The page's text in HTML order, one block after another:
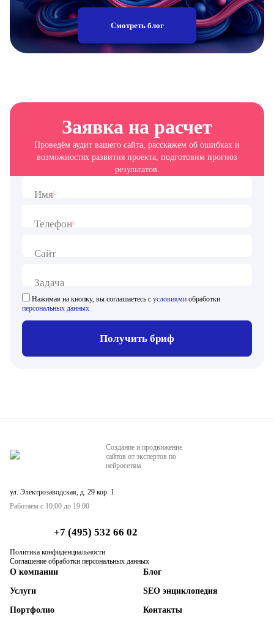
Смотреть блог
Заявка на расчет
Проведём аудит вашего сайта, расскажем об ошибках и
возможностях развития проекта, подготовим прогноз
результатов.
Имя*
Телефон*
Сайт
Задача
Нажимая на кнопку, вы соглашаетесь с условиями обработки
персональных данных
Получить бриф
Создание и продвижение
сайтов от экспертов по
нейросетям
ул. Электрозаводская, д. 29 кор. 1
Работаем с 10:00 до 19:00
+7 (495) 532 66 02
Политика конфиденциальности
Соглашение обработки персональных данных
О компании
Услуги
Портфолио
Блог
SEO энциклопедия
Контакты